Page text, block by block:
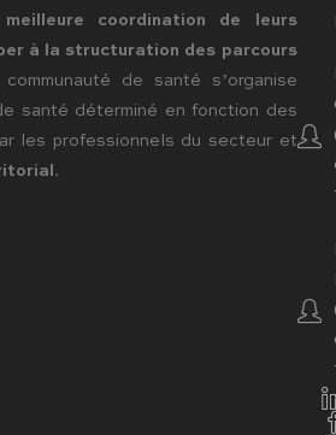
coordination de leurs
à la structuration des parcours
de santé s’organise
santé déterminé en fonction des
les professionnels du secteur et
.